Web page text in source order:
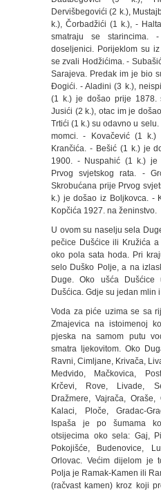
Dervišbegovići (2 k.),
k.), Čorbadžići (1 k.), -
smatraju se starincima.
doseljenici. Porijeklom su
se zvali Hodžićima. -
Sarajeva. Predak im je bio
Đogići. - Aladini (3 k.),
(1 k.) je došao prije 1878.
Jusići (2 k.), otac im je
Trtići (1 k.) su odavno u
momci. - Kovačević (1
Krančića. - Bešić (1 k.) je
1900. - Nuspahić (1 k.) je
Prvog svjetskog rata. -
Skrobućana prije Prvog
k.) je došao iz Boljkovca. -
Kopčića 1927. na ženinstvo.
U ovom su naselju sela
pečice Dušćice ili Kružića
oko pola sata hoda. Pri
selo Duško Polje, a na
Duge. Oko ušća
Dušćica. Gdje su jedan mlin
Voda za piće uzima se sa
Zmajevica na istoimenoj
pjeska na samom putu
smatra ljekovitom. Oko
Ravni, Cimljane, Krivača,
Medvido, Mačkovica,
Krčevi, Rove, Livade,
Dražmere, Vajrača,
Kalaci, Ploče, Gradac-
Ispaša je po šumama
otsijecima oko sela: Gaj,
Pokojišće, Budenovice,
Orlovac. Većim dijelom je
Polja je Ramak-Kamen ili
(račvast kamen) kroz koji